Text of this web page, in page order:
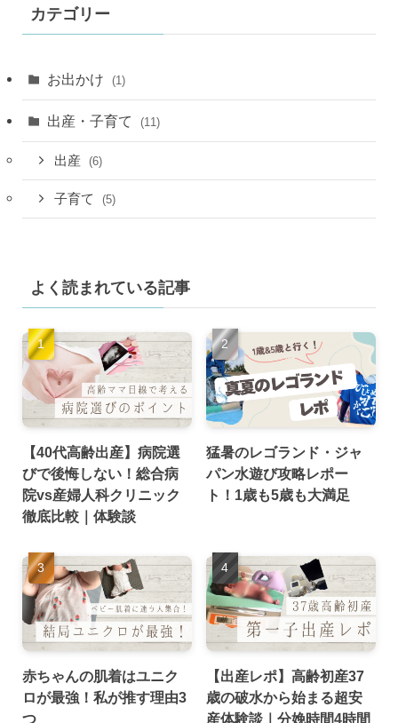
カテゴリー
お出かけ (1)
出産・子育て (11)
出産 (6)
子育て (5)
よく読まれている記事
【40代高齢出産】病院選
びで後悔しない！総合病
院vs産婦人科クリニック
徹底比較｜体験談
猛暑のレゴランド・ジャ
パン水遊び攻略レポー
ト！1歳も5歳も大満足
赤ちゃんの肌着はユニク
ロが最強！私が推す理由3
つ
【出産レポ】高齢初産37
歳の破水から始まる超安
産体験談｜分娩時間4時間